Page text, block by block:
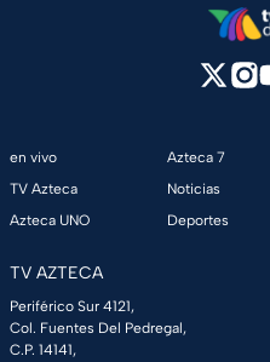
en vivo
TV Azteca
Azteca UNO
Azteca 7
Noticias
Deportes
TV AZTECA
Periférico Sur 4121,
Col. Fuentes Del Pedregal,
C.P. 14141,